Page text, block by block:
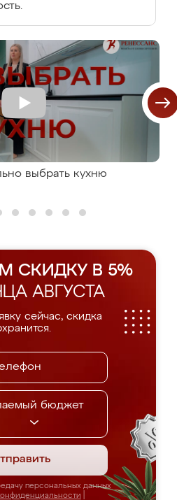
выбрать кухню
СКИДКУ В 5%
АВГУСТА
сейчас, скидка
бюджет
персональных данных